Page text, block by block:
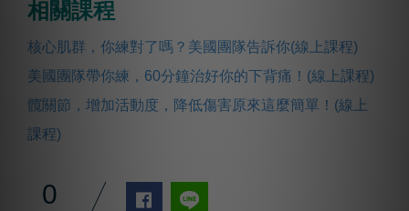
相關課程
核心肌群，你練對了嗎？美國團隊告訴你(線上課程)
美國團隊帶你練，60分鐘治好你的下背痛！(線上課程)
髖關節，增加活動度，降低傷害原來這麼簡單！(線上
課程)
0